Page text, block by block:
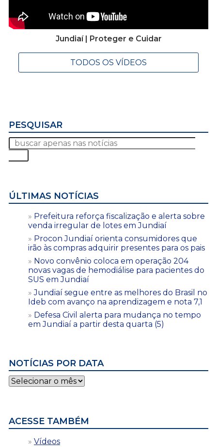
Jundiaí | Proteger e Cuidar
TODOS OS VÍDEOS
PESQUISAR
ÚLTIMAS NOTÍCIAS
Prefeitura reforça fiscalização e alerta sobre
venda irregular de lotes em Jundiaí
Procon Jundiaí orienta consumidores que
irão às compras adquirir presentes para os pais
Novo convênio coloca em operação 204
novas vagas de hemodiálise para pacientes do
SUS em Jundiaí
Jundiaí segue entre as melhores do Brasil no
Ideb com avanço na aprendizagem e nota 7,1
Defesa Civil alerta para mudança no tempo
em Jundiaí a partir desta quarta (5)
NOTÍCIAS POR DATA
Notícias
por
ACESSE TAMBÉM
Vídeos